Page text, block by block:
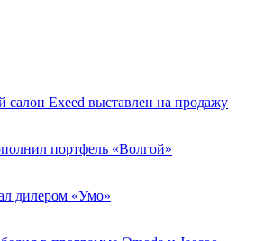
салон Exeed выставлен на продажу
портфель «Волгой»
дилером «Умо»